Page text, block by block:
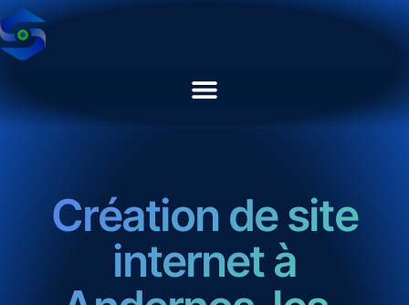
Création de site
internet à